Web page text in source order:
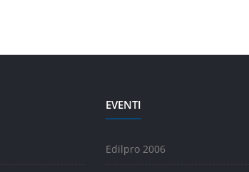
EVENTI
Edilpro 2006